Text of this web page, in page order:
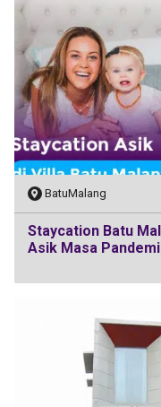
BatuMalang
Staycation Batu
Asik Masa Pandemi